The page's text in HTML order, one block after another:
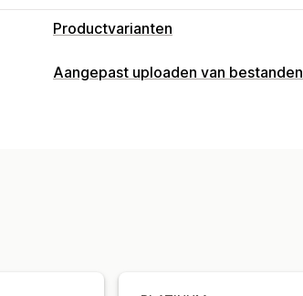
Productvarianten
Aanpassing
Voorwaardelijke prijzen
Aangepast uploaden van bestanden